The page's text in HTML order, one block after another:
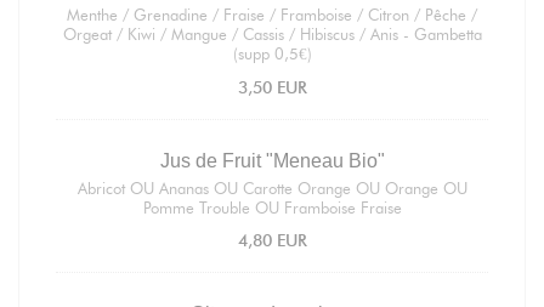
Menthe / Grenadine / Fraise / Framboise / Citron / Pêche /
Orgeat / Kiwi / Mangue / Cassis / Hibiscus / Anis - Gambetta
(supp 0,5€)
3,50 EUR
Jus de Fruit "Meneau Bio"
Abricot OU Ananas OU Carotte Orange OU Orange OU
Pomme Trouble OU Framboise Fraise
4,80 EUR